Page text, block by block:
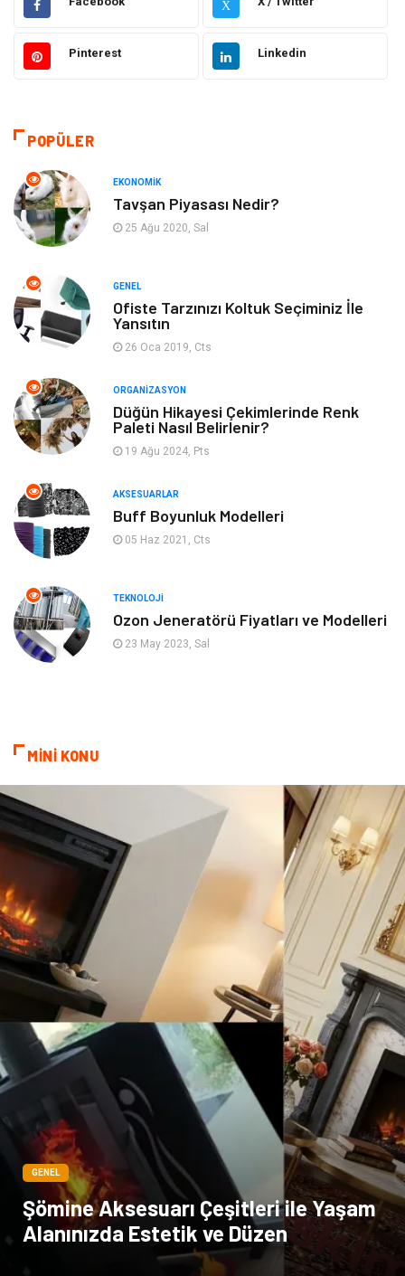
Elektronik Makine
Sağlıklı Yaşam
Otomotiv
Tatil
Yeme & İçme Spor
Gençlik & Eğlence Keyif & Hobi
Aksesuarlar
Mobilya
Gayrimenkul
Ev İşleri
Astroloji
Cam sosyal
Kına Gecesi genel blog
Sigorta Veteriner
kadınlar ve takı
Spor Malzemeleri
X
Pinterest Linkedin
POPÜLER
EKONOMIK
Tavşan Piyasası Nedir?
25 Ağu 2020, Sal
GENEL
Ofiste Tarzınızı Koltuk Seçiminiz İle
Yansıtın
26 Oca 2019, Cts
ORGANIZASYON
Düğün Hikayesi Çekimlerinde Renk
Paleti Nasıl Belirlenir?
19 Ağu 2024, Pts
AKSESUARLAR
Buff Boyunluk Modelleri
05 Haz 2021, Cts
TEKNOLOJI
Ozon Jeneratörü Fiyatları ve Modelleri
23 May 2023, Sal
MİNİ KONU
GENEL
Şömine Aksesuarı Çeşitleri ile Yaşam
Alanınızda Estetik ve Düzen